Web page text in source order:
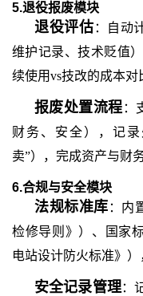
5.退役报废模块
退役评估 ：自动
维护记录、技术贬值
续使用vs技改的成本对
报废处置流程 ：
财务、安全），记
卖”），完成资产与财
6.合规与安全模块
法规标准库 ：内
检修导则》）、国家
电站设计防火标准》
安全记录管理：